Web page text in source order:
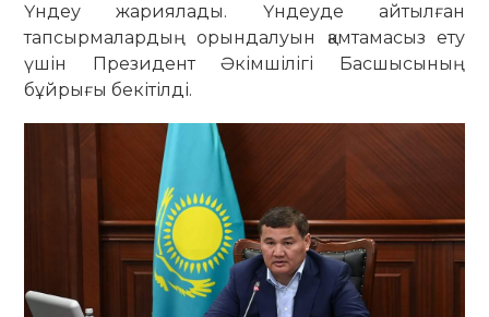
Үндеу жариялады. Үндеуде айтылған
тапсырмалардың орындалуын қамтамасыз ету
үшін Президент Әкімшілігі Басшысының
бұйрығы бекітілді.